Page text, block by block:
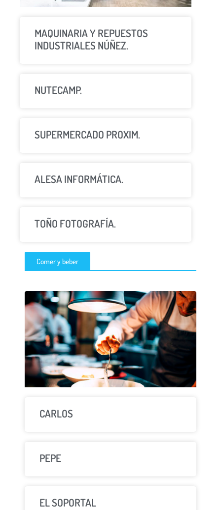
MAQUINARIA Y REPUESTOS
INDUSTRIALES NÚÑEZ.
NUTECAMP.
SUPERMERCADO PROXIM.
ALESA INFORMÁTICA.
TOÑO FOTOGRAFÍA.
Comer y beber
CARLOS
PEPE
EL SOPORTAL